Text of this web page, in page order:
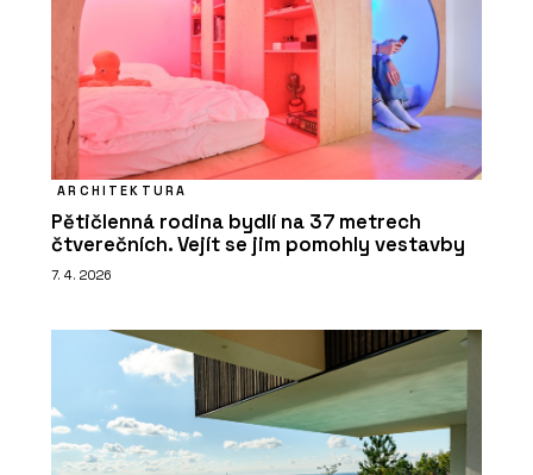
ARCHITEKTURA
Pětičlenná rodina bydlí na 37 metrech
čtverečních. Vejít se jim pomohly vestavby
7. 4. 2026